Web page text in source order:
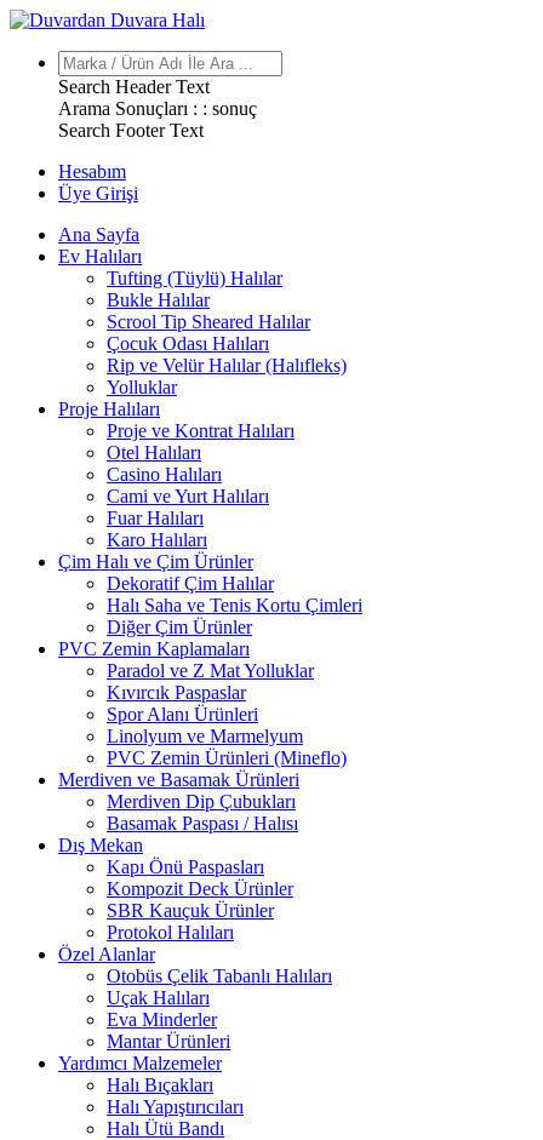
Search Header Text
Arama Sonuçları : : sonuç
Search Footer Text
Hesabım
Üye Girişi
Ana Sayfa
Ev Halıları
Tufting (Tüylü) Halılar
Bukle Halılar
Scrool Tip Sheared Halılar
Çocuk Odası Halıları
Rip ve Velür Halılar (Halıfleks)
Yolluklar
Proje Halıları
Proje ve Kontrat Halıları
Otel Halıları
Casino Halıları
Cami ve Yurt Halıları
Fuar Halıları
Karo Halıları
Çim Halı ve Çim Ürünler
Dekoratif Çim Halılar
Halı Saha ve Tenis Kortu Çimleri
Diğer Çim Ürünler
PVC Zemin Kaplamaları
Paradol ve Z Mat Yolluklar
Kıvırcık Paspaslar
Spor Alanı Ürünleri
Linolyum ve Marmelyum
PVC Zemin Ürünleri (Mineflo)
Merdiven ve Basamak Ürünleri
Merdiven Dip Çubukları
Basamak Paspası / Halısı
Dış Mekan
Kapı Önü Paspasları
Kompozit Deck Ürünler
SBR Kauçuk Ürünler
Protokol Halıları
Özel Alanlar
Otobüs Çelik Tabanlı Halıları
Uçak Halıları
Eva Minderler
Mantar Ürünleri
Yardımcı Malzemeler
Halı Bıçakları
Halı Yapıştırıcıları
Halı Ütü Bandı